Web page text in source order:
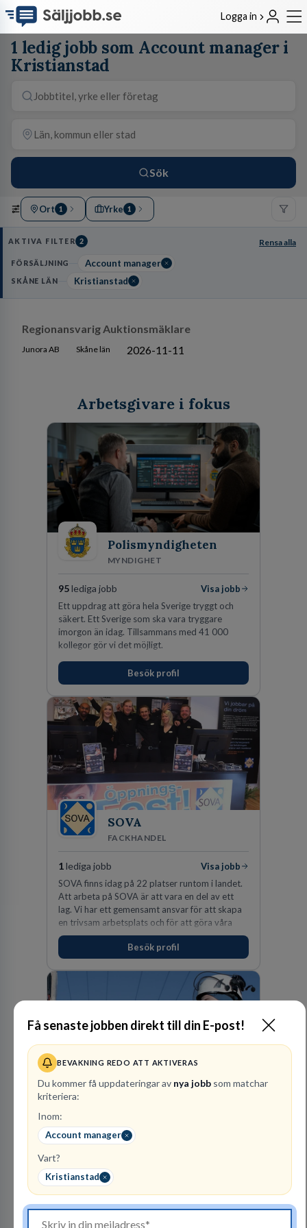
Logga in
Få senaste jobben direkt till din E-post!
BEVAKNING REDO ATT AKTIVERAS
Du kommer få uppdateringar av nya jobb som matchar
kriteriera:
Inom:
Account manager
Vart?
Kristianstad
1 ledig jobb som Account manager i
Kristianstad
Sök
Ort 1 Yrke 1
AKTIVA FILTER 2 Rensa alla
FÖRSÄLJNING Account manager
SKÅNE LÄN Kristianstad
Regionansvarig Auktionsmäklare
Junora AB Skåne län 2026-11-11
Arbetsgivare i fokus
Polismyndigheten
MYNDIGHET
95lediga jobb
Visa jobb
Ett uppdrag att göra hela Sverige tryggt och
säkert. Ett Sverige som ska vara tryggare
imorgon än idag. Tillsammans med 41 000
kollegor gör vi det möjligt.
Besök profil
SOVA
FACKHANDEL
1lediga jobb
Visa jobb
SOVA finns idag på 22 platser runtom i landet.
Att arbeta på SOVA är att vara en del av ett
lag. Vi har ett gemensamt ansvar för att skapa
en trivsam arbetsplats och för att göra våra
kunder nöjda. Som medarbetare hos oss
förväntas du visa engagemang, öppenhet,
ansvar och respekt.
Besök profil
Vattenfall AB
305lediga jobb
stegen som driver dig och utvecklingen framåt.
En av våra främsta utmaningar är att hitta nya,
effektiva och förnybara energikällor för
en hållbar framtid. För att lyckas behöver vi bli
Besök profil